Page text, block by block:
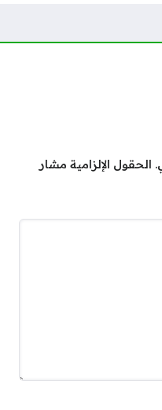
الحقول الإلزامية مشار